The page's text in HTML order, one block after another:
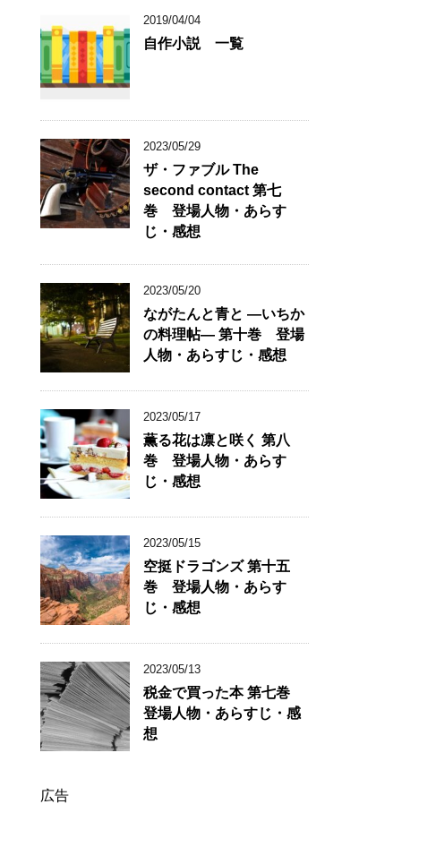
2019/04/04
自作小説 一覧
2023/05/29
ザ・ファブル The
second contact 第七
巻 登場人物・あらす
じ・感想
2023/05/20
ながたんと青と ―いちか
の料理帖― 第十巻 登場
人物・あらすじ・感想
2023/05/17
薫る花は凛と咲く 第八
巻 登場人物・あらす
じ・感想
2023/05/15
空挺ドラゴンズ 第十五
巻 登場人物・あらす
じ・感想
2023/05/13
税金で買った本 第七巻
登場人物・あらすじ・感
想
広告